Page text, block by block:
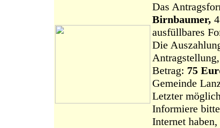
Das
Birnbaumer,
ausfüllbares
Die
Betrag: 75
Gemeinde
Letzter
Informiere
Internet